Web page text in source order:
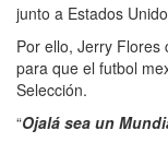
junto a Estados
Por ello, Jerry Flores
para que el futbol
Selección.
“Ojalá sea un